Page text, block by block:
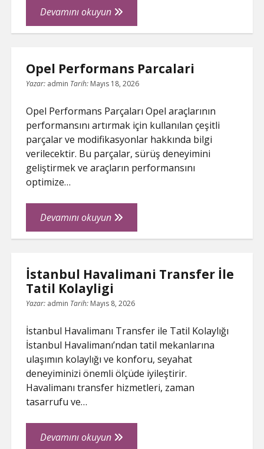
Devamını okuyunHp
Yetkili
Onarim
Avantajlari
Opel Performans Parcalari
Yazar: admin Tarih: Mayıs 18, 2026
Opel Performans Parçaları Opel araçlarının
performansını artırmak için kullanılan çeşitli
parçalar ve modifikasyonlar hakkında bilgi
verilecektir. Bu parçalar, sürüş deneyimini
geliştirmek ve araçların performansını
optimize…
Devamını okuyunOpel
Performans
İstanbul Havalimani Transfer İle
Tatil Kolayligi
Yazar: admin Tarih: Mayıs 8, 2026
İstanbul Havalimanı Transfer ile Tatil Kolaylığı
İstanbul Havalimanı’ndan tatil mekanlarına
ulaşımın kolaylığı ve konforu, seyahat
deneyiminizi önemli ölçüde iyileştirir.
Havalimanı transfer hizmetleri, zaman
tasarrufu ve…
Devamını okuyunİstanbul